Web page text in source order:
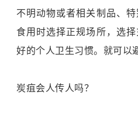
不明动物或者相关制品、特
食用时选择正规场所，选
好的个人卫生习惯。就可以
炭疽会人传人吗？